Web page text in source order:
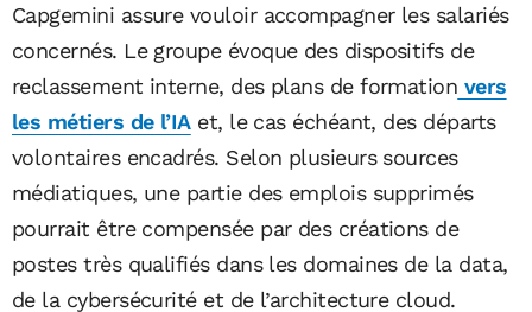
Capgemini assure vouloir accompagner les salariés
concernés. Le groupe évoque des dispositifs de
reclassement interne, des plans de formation vers
les métiers de l’IAet, le cas échéant, des départs
volontaires encadrés. Selon plusieurs sources
médiatiques, une partie des emplois supprimés
pourrait être compensée par des créations de
postes très qualifiés dans les domaines de la data,
de la cybersécurité et de l’architecture cloud.